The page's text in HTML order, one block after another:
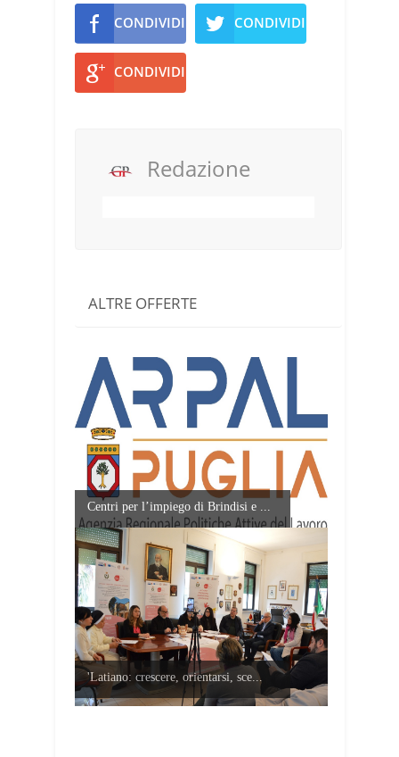
CONDIVIDI CONDIVIDI
CONDIVIDI
Redazione
ALTRE OFFERTE
Centri per l’impiego di Brindisi e ...
'Latiano: crescere, orientarsi, sce...